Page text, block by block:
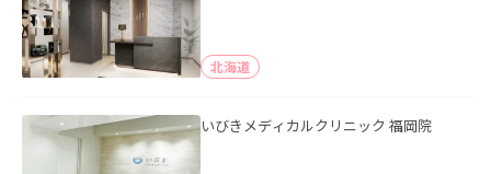
北海道
いびきメディカルクリニック 福岡院